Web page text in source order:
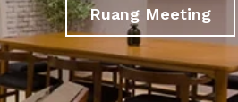
Ruang Meeting